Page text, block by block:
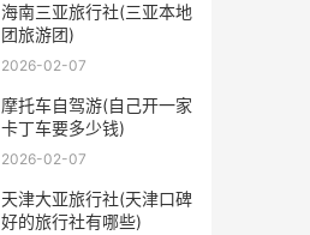
海南三亚旅行社(三亚本地
团旅游团)
2026-02-07
摩托车自驾游(自己开一家
卡丁车要多少钱)
2026-02-07
天津大亚旅行社(天津口碑
好的旅行社有哪些)